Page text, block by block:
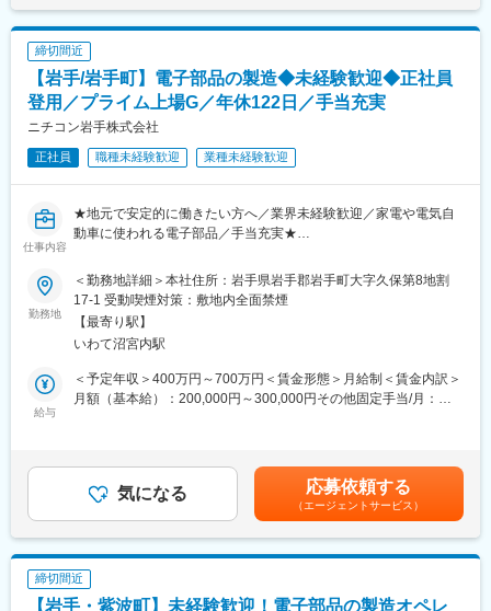
■同社の魅力：
・建築用途や土木用途など社会のインフラ作りに貢献できる商品
群を扱っています。環境配慮型人工芝の開発、産業用テントな
ど、商品開発や投資にも積極的に取り組んでいます。若手からベ
テランまでお互いを尊重し思いやる風土が根付いており、社員／
顧客／取引先全てに対しての感謝の念を持ちながら日々の活動を
営んでいます。
変更の範囲：会社の定める業務
（男性44.3歳、女性37.4歳）
金ケ崎工場は、封じ込め/無菌化技術により信頼と安心に応える高
度な品質のもと、抗生剤原薬を100トン/年規模、製剤ではバイア
ル剤1,700万本/年、錠剤4.2億錠/年の規模で製造可能です。これら
以外にも、顆粒剤、カプセル剤の製造設備を有しています。がん
様な製造設備を有しています。
・年間休日125日程度、残業月15時間程度と非常に働きやすい環
境です。また、育児支援・時短勤務などの制度も充実していま
・製造工程に関する幅広い業務をご担当いただくため、これまで
の経験を活かしたうえで、製造技術や医薬品の品質システムに関
する知識も学ぶことが可能です。
・社員に当社の良い所を尋ねると、口を揃えて「人間関係が良
近いため、「作業の流れをこんな風に変えたい！」などのアイデ
アや意見は積極的に採用され、評価はしっかりと賞与昇給に反映
ph.co.jp/introduction/movie.html
変更の範囲：会社の定める業務
締切間近
【岩手/岩手町】電子部品の製造◆未経験歓迎◆正社員
登用／プライム上場G／年休122日／手当充実
ニチコン岩手株式会社
正社員 職種未経験歓迎 業種未経験歓迎
仕事内容
★地元で安定的に働きたい方へ／業界未経験歓迎／家電や電気自
動車に使われる電子部品／手当充実★
■職務内容：
アルミ電解コンデンサの製造を担っていただきます。生産自動機
（自動組立機、自動検査機等）オペレートし生産するものとなり
ます。
■アルミ電解コンデンサとは
アルミ電解コンデンサは、大容量の電気を安定供給するために、
れ、世の製品に貢献しています。
分）計画残業1時間25分
◇3直 0：30～11：00（所定労働時間9時間00分、休憩1時間30
分）計画残業1時間25分
勤務地
＜勤務地詳細＞本社住所：岩手県岩手郡岩手町大字久保第8地割
17-1 受動喫煙対策：敷地内全面禁煙
【最寄り駅】
いわて沼宮内駅
給与
＜予定年収＞400万円～700万円＜賃金形態＞月給制＜賃金内訳＞
月額（基本給）：200,000円～300,000円その他固定手当/月：
通じて上下する可能性があります。月給(月額)は固定手当を含めた
表記です。気になる 応募依頼する
（エージェントサービス）
締切間近
【岩手・紫波町】未経験歓迎！電子部品の製造オペレ